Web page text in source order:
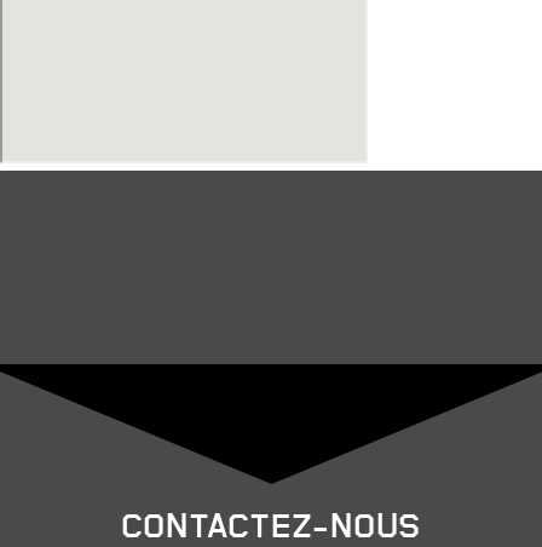
CONTACTEZ-NOUS